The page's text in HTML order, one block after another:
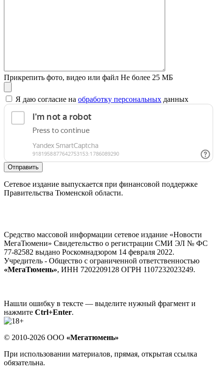
Прикрепить фото, видео или файл Не более 25 МБ
Я даю согласие на обработку персональных данных
Отправить
Сетевое издание выпускается при финансовой поддержке
Правительства Тюменской области.
Средство массовой информации сетевое издание «Новости
МегаТюмени» Свидетельство о регистрации СМИ ЭЛ № ФС
77-82582 выдано Роскомнадзором 14 февраля 2022.
Учредитель - Общество с ограниченной ответственностью
«МегаТюмень», ИНН 7202209128 ОГРН 1107232023249.
Нашли ошибку в тексте — выделите нужный фрагмент и
нажмите Ctrl+Enter.
© 2010-2026 ООО «Мегатюмень»
При использовании материалов, прямая, открытая ссылка
обязательна.